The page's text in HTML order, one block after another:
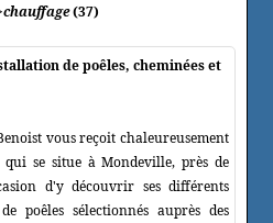
(37)
de poêles, cheminées et
vous reçoit chaleureusement
se situe à Mondeville, près de
d'y découvrir ses différents
poêles sélectionnés auprès des